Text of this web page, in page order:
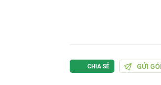
CHIA SẺ GỬI